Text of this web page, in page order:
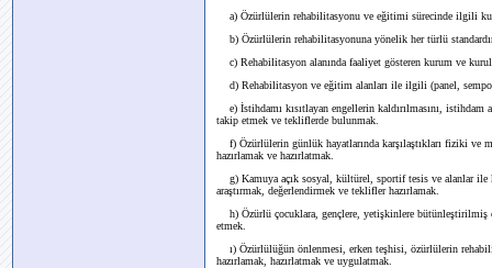
a) Özürlülerin rehabilitasyonu ve eğitimi sürecinde ilgili
b) Özürlülerin rehabilitasyonuna yönelik her türlü
c) Rehabilitasyon alanında faaliyet gösteren kurum ve
d) Rehabilitasyon ve eğitim alanları ile ilgili (panel,
e) İstihdamı kısıtlayan engellerin kaldırılmasını,
takip etmek ve tekliflerde bulunmak.
f) Özürlülerin günlük hayatlarında karşılaştıkları fiziki ve
hazırlamak ve hazırlatmak.
g) Kamuya açık sosyal, kültürel, sportif tesis ve alanlar ile
araştırmak, değerlendirmek ve teklifler hazırlamak.
h) Özürlü çocuklara, gençlere, yetişkinlere bütünleştirilmiş
etmek.
ı) Özürlülüğün önlenmesi, erken teşhisi, özürlülerin
hazırlamak, hazırlatmak ve uygulatmak.